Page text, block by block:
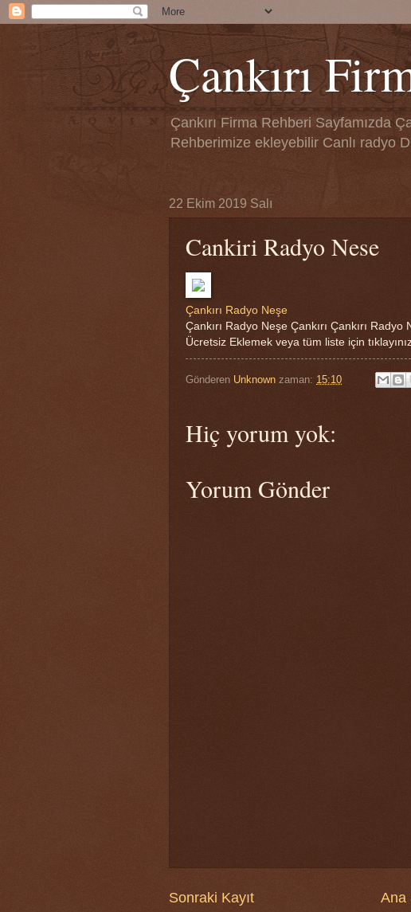
Çankırı
Çankırı Firma Rehberi Sayfamızda
Rehberimize ekleyebilir Canlı radyo
22 Ekim 2019 Salı
Cankiri Radyo Nese
Çankırı Radyo Neşe
Çankırı Radyo Neşe Çankırı Çankırı
Ücretsiz Eklemek veya tüm liste için
Gönderen Unknown zaman: 15:10
Hiç yorum yok:
Yorum Gönder
Sonraki Kayıt Ana